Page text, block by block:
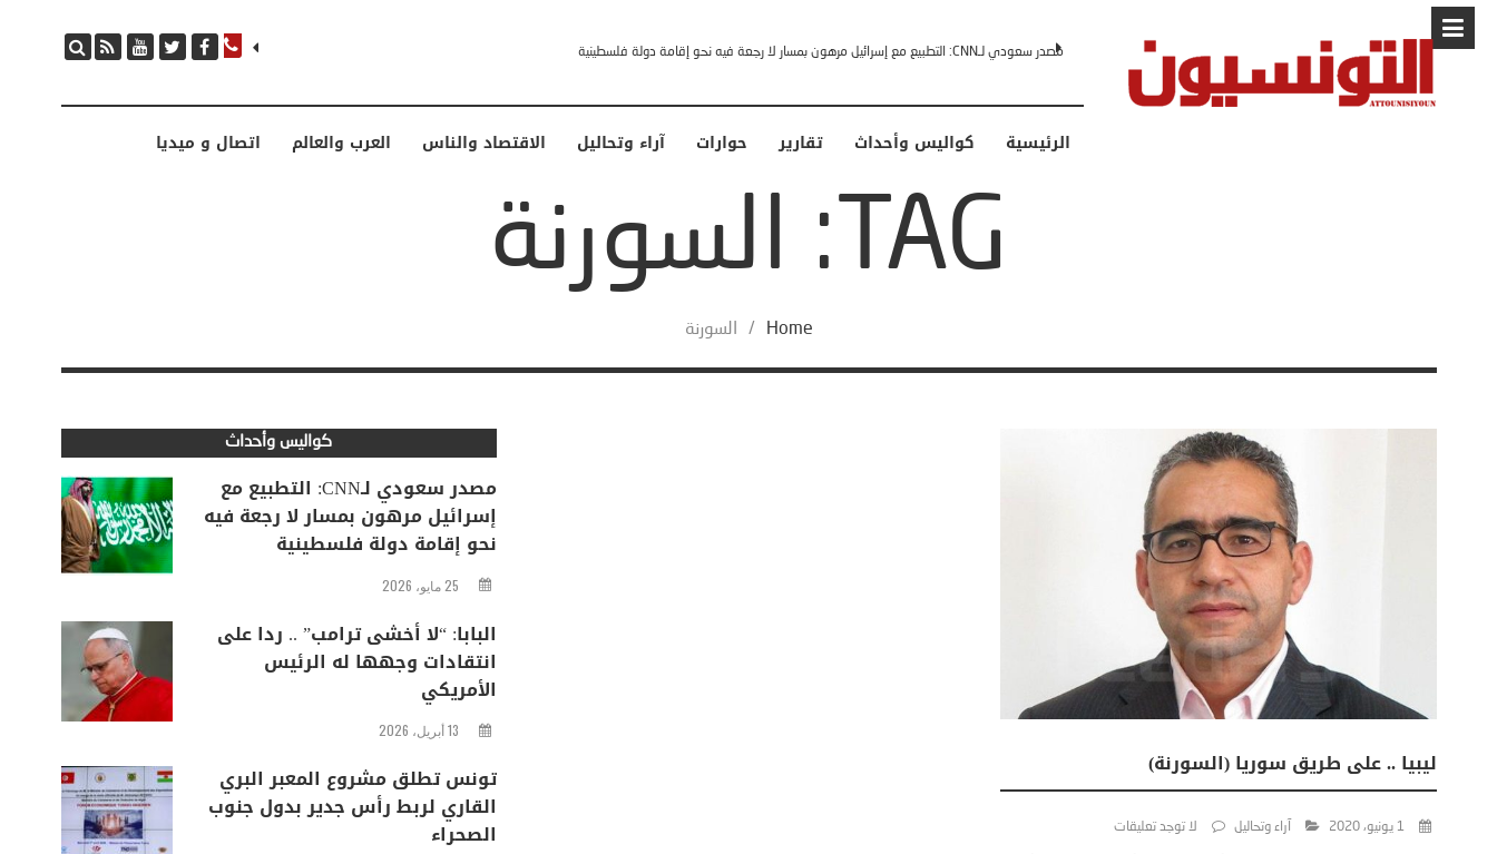
مصدر سعودي لـCNN: التطبيع مع إسرائيل مرهون بمسار لا رجعة فيه نحو إقامة دولة فلسطينية
الرئيسية كواليس وأحداث تقارير حوارات آراء وتحاليل الاقتصاد والناس العرب والعالم اتصال و ميديا
TAG: السورنة
Home
/ السورنة
ليبيا .. على طريق سوريا (السورنة)
1 يونيو، 2020 آراء وتحاليل لا توجد تعليقات
كواليس وأحداث
مصدر سعودي لـCNN: التطبيع مع
إسرائيل مرهون بمسار لا رجعة فيه
نحو إقامة دولة فلسطينية
25 مايو، 2026
البابا: “لا أخشى ترامب” .. ردا على
انتقادات وجهها له الرئيس
الأمريكي
13 أبريل، 2026
تونس تطلق مشروع المعبر البري
القاري لربط رأس جدير بدول جنوب
الصحراء